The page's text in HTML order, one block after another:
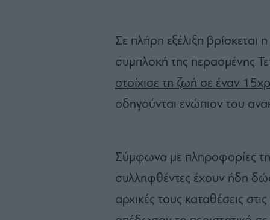
Σε πλήρη εξέλιξη βρίσκεται
συμπλοκή της περασμένης
στοίχισε τη ζωή σε έναν
οδηγούνται ενώπιον του
Σύμφωνα με πληροφορίες
συλληφθέντες έχουν ήδη
αρχικές τους καταθέσεις